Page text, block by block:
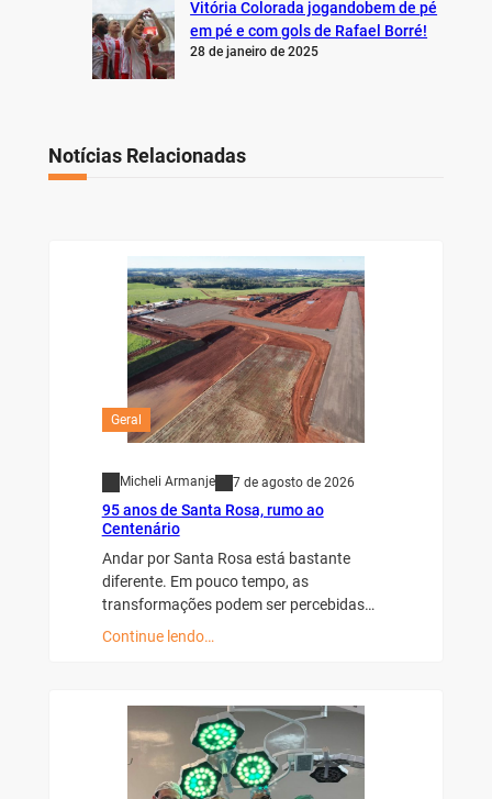
Vitória Colorada jogandobem de pé
em pé e com gols de Rafael Borré!
28 de janeiro de 2025
Notícias Relacionadas
Geral
Micheli Armanje 7 de agosto de 2026
95 anos de Santa Rosa, rumo ao
Centenário
Andar por Santa Rosa está bastante
diferente. Em pouco tempo, as
transformações podem ser percebidas…
Continue lendo…